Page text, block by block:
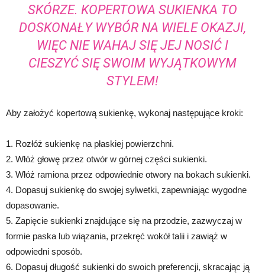
SKÓRZE. KOPERTOWA SUKIENKA TO
DOSKONAŁY WYBÓR NA WIELE OKAZJI,
WIĘC NIE WAHAJ SIĘ JEJ NOSIĆ I
CIESZYĆ SIĘ SWOIM WYJĄTKOWYM
STYLEM!
Aby założyć kopertową sukienkę, wykonaj następujące kroki:
1. Rozłóż sukienkę na płaskiej powierzchni.
2. Włóż głowę przez otwór w górnej części sukienki.
3. Włóż ramiona przez odpowiednie otwory na bokach sukienki.
4. Dopasuj sukienkę do swojej sylwetki, zapewniając wygodne
dopasowanie.
5. Zapięcie sukienki znajdujące się na przodzie, zazwyczaj w
formie paska lub wiązania, przekręć wokół talii i zawiąż w
odpowiedni sposób.
6. Dopasuj długość sukienki do swoich preferencji, skracając ją